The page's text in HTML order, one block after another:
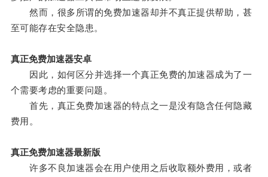
然而，很多所谓的免费加速器却并不真正提供帮助，甚
至可能存在安全隐患。
真正免费加速器安卓
因此，如何区分并选择一个真正免费的加速器成为了一
个需要考虑的重要问题。
首先，真正免费加速器的特点之一是没有隐含任何隐藏
费用。
真正免费加速器最新版
许多不良加速器会在用户使用之后收取额外费用，或者